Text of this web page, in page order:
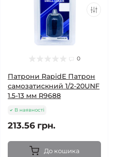
0
Патрони RapidE Патрон
самозатискний 1/2-20UNF
1.5-13 мм R9688
В наявності
213.56 грн.
До кошика